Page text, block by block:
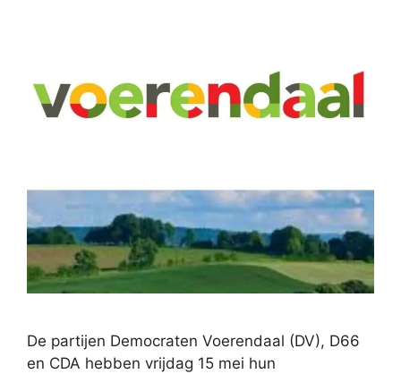
De partijen Democraten Voerendaal (DV), D66
en CDA hebben vrijdag 15 mei hun